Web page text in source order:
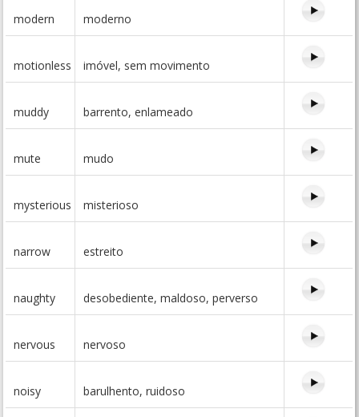
modern moderno
motionless imóvel, sem movimento
muddy barrento, enlameado
mute mudo
mysterious misterioso
narrow estreito
naughty desobediente, maldoso, perverso
nervous nervoso
noisy barulhento, ruidoso